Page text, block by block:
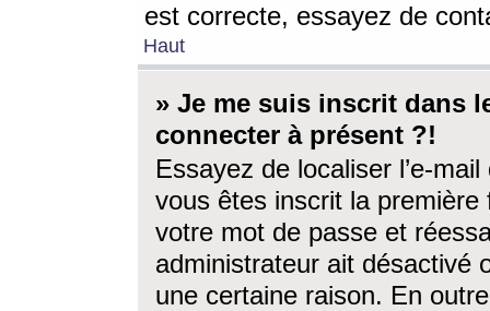
est correcte, essayez de
Haut
» Je me suis inscrit dans
connecter à présent ?!
Essayez de localiser l’e-
vous êtes inscrit la première
votre mot de passe et
administrateur ait désactivé
une certaine raison. En